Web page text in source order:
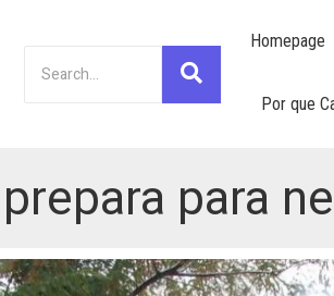
Homepage
Por que
para